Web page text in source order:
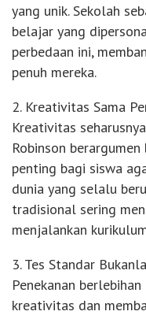
yang unik. Sekolah
belajar yang
perbedaan ini,
penuh mereka.
2. Kreativitas Sama
Kreativitas
Robinson
penting bagi siswa
dunia yang selalu
tradisional sering
menjalankan
3. Tes Standar
Penekanan
kreativitas dan